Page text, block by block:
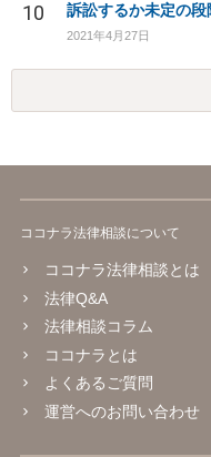
10
2021年4月27日
ココナラ法律相談について
ココナラ法律相談とは
法律Q&A
法律相談コラム
ココナラとは
よくあるご質問
運営へのお問い合わせ